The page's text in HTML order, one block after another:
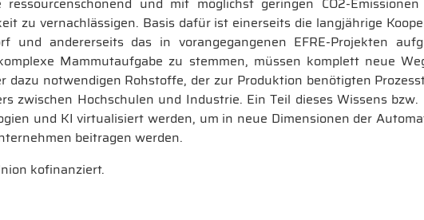
zu vernachlässigen. Basis dafür ist einerseits die langjährige
und andererseits das in vorangegangenen EFRE-Projekten
Mammutaufgabe zu stemmen, müssen komplett neue
dazu notwendigen Rohstoffe, der zur Produktion benötigten
zwischen Hochschulen und Industrie. Ein Teil dieses Wissens
und KI virtualisiert werden, um in neue Dimensionen der
beitragen werden.
kofinanziert.